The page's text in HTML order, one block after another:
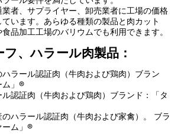
者、サプライヤー、卸売業者に工場の価格
います。あらゆる種類の製品と肉カット
品加工工場のバリウムでも利用できます。
、ハラール肉製品：
ラール認証肉（牛肉および鶏肉）ブラン
ム」®
認証肉（牛肉および鶏肉）ブランド：「タ
ハラール認証肉（牛肉および家禽）。 ブラ
ーム」®